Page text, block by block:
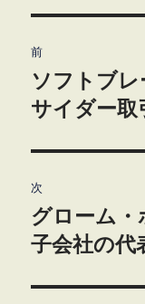
稿
ナ
ビ
ゲ
ー
前
前
の
稿:
ソフトブ
サイダー
次
次
の
稿:
グローム
子会社の代